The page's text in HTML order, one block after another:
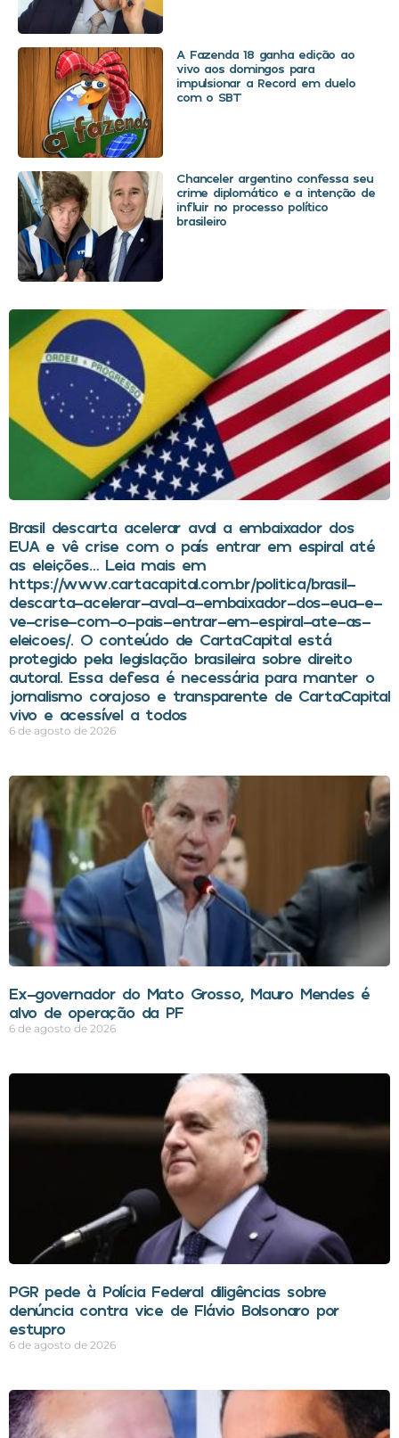
A Fazenda 18 ganha edição ao
vivo aos domingos para
impulsionar a Record em duelo
com o SBT
Chanceler argentino confessa seu
crime diplomático e a intenção de
influir no processo político
brasileiro
Brasil descarta acelerar aval a embaixador dos
EUA e vê crise com o país entrar em espiral até
as eleições… Leia mais em
https://www.cartacapital.com.br/politica/brasil-
descarta-acelerar-aval-a-embaixador-dos-eua-e-
ve-crise-com-o-pais-entrar-em-espiral-ate-as-
eleicoes/. O conteúdo de CartaCapital está
protegido pela legislação brasileira sobre direito
autoral. Essa defesa é necessária para manter o
jornalismo corajoso e transparente de CartaCapital
vivo e acessível a todos
6 de agosto de 2026
Ex-governador do Mato Grosso, Mauro Mendes é
alvo de operação da PF
6 de agosto de 2026
PGR pede à Polícia Federal diligências sobre
denúncia contra vice de Flávio Bolsonaro por
estupro
6 de agosto de 2026